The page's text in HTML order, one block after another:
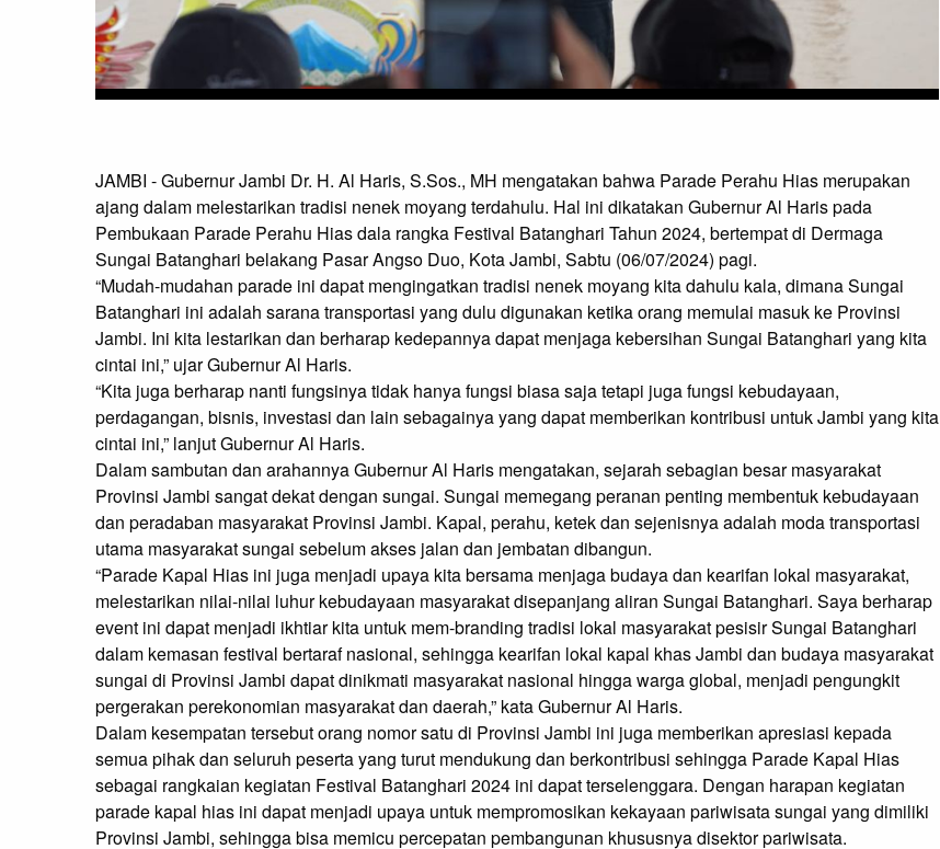
JAMBI - Gubernur Jambi Dr. H. Al Haris, S.Sos., MH mengatakan bahwa Parade Perahu Hias merupakan
ajang dalam melestarikan tradisi nenek moyang terdahulu. Hal ini dikatakan Gubernur Al Haris pada
Pembukaan Parade Perahu Hias dala rangka Festival Batanghari Tahun 2024, bertempat di Dermaga
Sungai Batanghari belakang Pasar Angso Duo, Kota Jambi, Sabtu (06/07/2024) pagi.
“Mudah-mudahan parade ini dapat mengingatkan tradisi nenek moyang kita dahulu kala, dimana Sungai
Batanghari ini adalah sarana transportasi yang dulu digunakan ketika orang memulai masuk ke Provinsi
Jambi. Ini kita lestarikan dan berharap kedepannya dapat menjaga kebersihan Sungai Batanghari yang kita
cintai ini,” ujar Gubernur Al Haris.
“Kita juga berharap nanti fungsinya tidak hanya fungsi biasa saja tetapi juga fungsi kebudayaan,
perdagangan, bisnis, investasi dan lain sebagainya yang dapat memberikan kontribusi untuk Jambi yang kita
cintai ini,” lanjut Gubernur Al Haris.
Dalam sambutan dan arahannya Gubernur Al Haris mengatakan, sejarah sebagian besar masyarakat
Provinsi Jambi sangat dekat dengan sungai. Sungai memegang peranan penting membentuk kebudayaan
dan peradaban masyarakat Provinsi Jambi. Kapal, perahu, ketek dan sejenisnya adalah moda transportasi
utama masyarakat sungai sebelum akses jalan dan jembatan dibangun.
“Parade Kapal Hias ini juga menjadi upaya kita bersama menjaga budaya dan kearifan lokal masyarakat,
melestarikan nilai-nilai luhur kebudayaan masyarakat disepanjang aliran Sungai Batanghari. Saya berharap
event ini dapat menjadi ikhtiar kita untuk mem-branding tradisi lokal masyarakat pesisir Sungai Batanghari
dalam kemasan festival bertaraf nasional, sehingga kearifan lokal kapal khas Jambi dan budaya masyarakat
sungai di Provinsi Jambi dapat dinikmati masyarakat nasional hingga warga global, menjadi pengungkit
pergerakan perekonomian masyarakat dan daerah,” kata Gubernur Al Haris.
Dalam kesempatan tersebut orang nomor satu di Provinsi Jambi ini juga memberikan apresiasi kepada
semua pihak dan seluruh peserta yang turut mendukung dan berkontribusi sehingga Parade Kapal Hias
sebagai rangkaian kegiatan Festival Batanghari 2024 ini dapat terselenggara. Dengan harapan kegiatan
parade kapal hias ini dapat menjadi upaya untuk mempromosikan kekayaan pariwisata sungai yang dimiliki
Provinsi Jambi, sehingga bisa memicu percepatan pembangunan khususnya disektor pariwisata.